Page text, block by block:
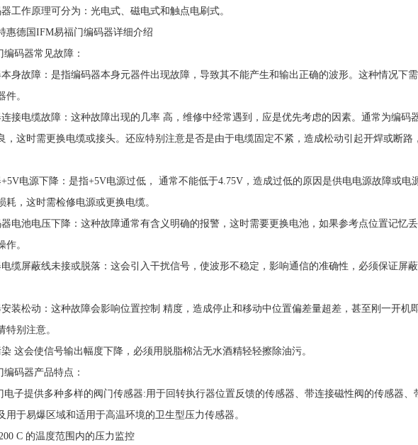
工作原理可分为：光电式、磁电式和触点电刷式。
惠德国IFM易福门编码器详细介绍
码器常见故障：
身故障：是指编码器本身元器件出现故障，导致其不能产生和输出正确的波形。这种情况下
件。
接电缆故障：这种故障出现的几率 高，维修中经常遇到，应是优先考虑的因素。通常为编码
，这时需更换电缆或接头。还应特别注意是否是由于电缆固定不紧，造成松动引起开焊或断路
电源下降：是指+5V电源过低， 通常不能低于4.75V，造成过低的原因是供电电源故障或电
耗，这时需检修电源或更换电缆。
电池电压下降：这种故障通常有含义明确的报警，这时需要更换电池，如果参考点位置记忆
作。
缆屏蔽线未接或脱落：这会引入干扰信号，使波形不稳定，影响通信的准确性，必须保证屏
装松动：这种故障会影响位置控制 精度，造成停止和移动中位置偏差量超差，甚至刚一开机
特别注意。
这会使信号输出幅度下降，必须用脱脂棉沾无水酒精轻轻擦除油污。
码器产品特点：
电子提供多种多样的阀门传感器:用于回转执行器位置反馈的传感器、带连接磁性阀的传感器、
用于易爆区域和适用于高温环境的卫生型压力传感器。
C 的温度范围内的压力监控